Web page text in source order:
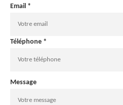
Email *
Téléphone *
Message